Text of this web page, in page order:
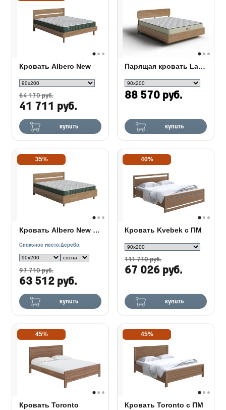
Кровать Albero New
64 170 руб.
41 711 руб.
купить
Парящая кровать Lawn
88 570 руб.
купить
35%
Кровать Albero New с подъемным механизмом
Спальное место:Дерево:
97 710 руб.
63 512 руб.
купить
40%
Кровать Kvebek с ПМ
111 710 руб.
67 026 руб.
купить
45%
Кровать Toronto
45%
Кровать Toronto с ПМ